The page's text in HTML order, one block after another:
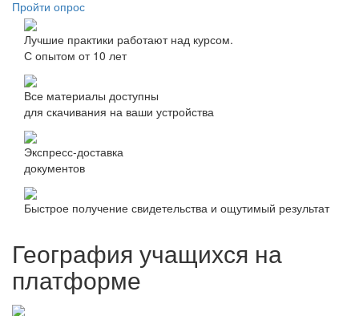
Пройти опрос
Лучшие практики работают над курсом.
С опытом от 10 лет
Все материалы доступны
для скачивания на ваши устройства
Экспресс-доставка
документов
Быстрое получение свидетельства и ощутимый результат
География учащихся на
платформе